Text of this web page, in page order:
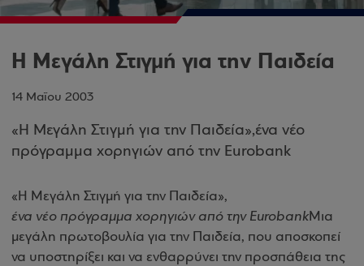
Η Μεγάλη Στιγμή για την Παιδεία
14 Μαΐου 2003
«Η Μεγάλη Στιγμή για την Παιδεία»,ένα νέο
πρόγραμμα χορηγιών από την Eurobank
«Η Μεγάλη Στιγμή για την Παιδεία»,
ένα νέο πρόγραμμα χορηγιών από την EurobankΜια
μεγάλη πρωτοβουλία για την Παιδεία, που αποσκοπεί
να υποστηρίξει και να ενθαρρύνει την προσπάθεια της